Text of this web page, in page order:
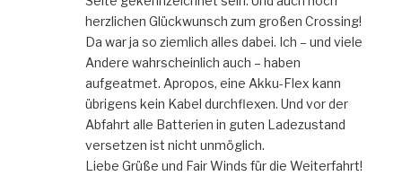
herzlichen Glückwunsch zum großen Crossing!
Da war ja so ziemlich alles dabei. Ich – und viele
Andere wahrscheinlich auch – haben
aufgeatmet. Apropos, eine Akku-Flex kann
übrigens kein Kabel durchflexen. Und vor der
Abfahrt alle Batterien in guten Ladezustand
versetzen ist nicht unmöglich.
Liebe Grüße und Fair Winds für die Weiterfahrt!